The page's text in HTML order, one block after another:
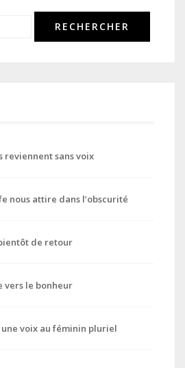
reviennent sans voix
nous attire dans l’obscurité
de retour
vers le bonheur
voix au féminin pluriel